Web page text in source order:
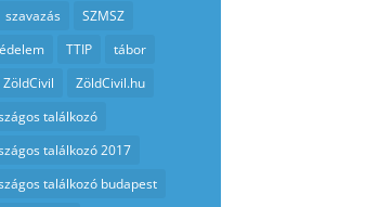
szavazás
SZMSZ
TTIP
tábor
ZöldCivil
ZöldCivil.hu
találkozó
találkozó 2017
találkozó budapest